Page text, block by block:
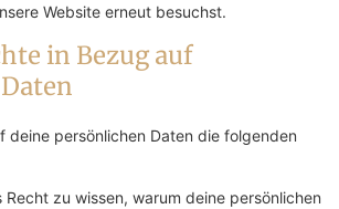
Website erneut besuchst.
in Bezug auf
deine persönlichen Daten die folgenden
Recht zu wissen, warum deine persönlichen